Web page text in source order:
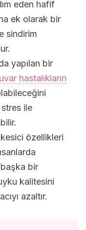
eden hafif
ek olarak bir
sindirim
yapılan bir
hastalıkların
ile
kesici özellikleri
bir
kalitesini
azaltır.